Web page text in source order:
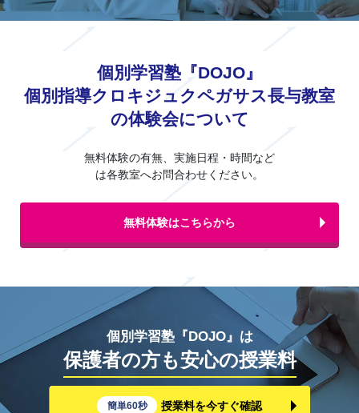
個別学習塾『DOJO』
個別指導クロキジュクペガサス長与教室
の体験会について
無料体験の有無、実施日程・時間など
は各教室へお問合わせください。
無料体験はこちらから
個別学習塾『DOJO』は
保護者の方も安心の授業料
簡単60秒 授業料を今すぐ確認